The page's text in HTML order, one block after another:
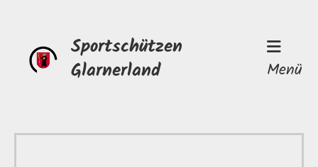
Sportschützen
Glarnerland
Menü